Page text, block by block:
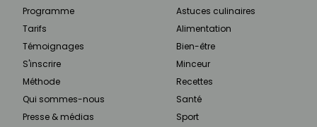
Programme
Tarifs
Témoignages
S'inscrire
Méthode
Qui sommes-nous
Presse & médias
Astuces culinaires
Alimentation
Bien-être
Minceur
Recettes
Santé
Sport